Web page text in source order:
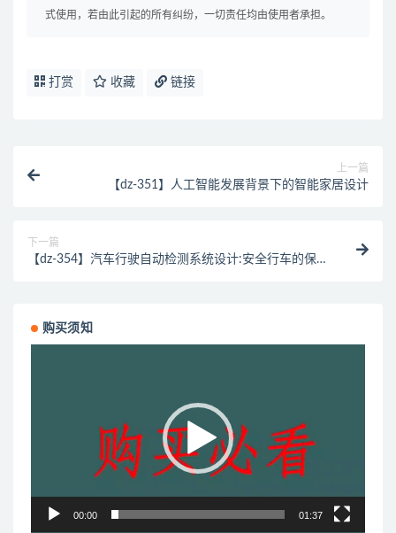
式使用，若由此引起的所有纠纷，一切责任均由使用者承担。
打赏 收藏 链接
上一篇
【dz-351】人工智能发展背景下的智能家居设计
下一篇
【dz-354】汽车行驶自动检测系统设计:安全行车的保
购买须知
00:00 01:37